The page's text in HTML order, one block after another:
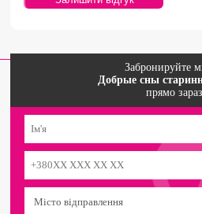
Забронируйте
Добрые сны
прямо